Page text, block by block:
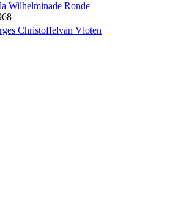
Wilhelminade Ronde
Christoffelvan Vloten